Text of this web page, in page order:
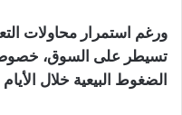
ورغم استمرار محاولات
تسيطر على السوق،
الضغوط البيعية خلال الأيام